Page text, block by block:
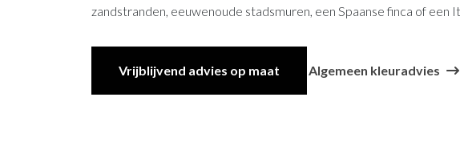
zandstranden, eeuwenoude stadsmuren, een Spaanse finca of een
Vrijblijvend advies op maat Algemeen kleuradvies